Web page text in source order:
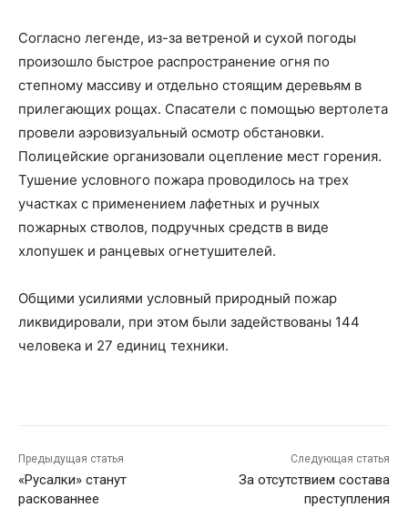
Согласно легенде, из-за ветреной и сухой погоды
произошло быстрое распространение огня по
степному массиву и отдельно стоящим деревьям в
прилегающих рощах. Спасатели с помощью вертолета
провели аэровизуальный осмотр обстановки.
Полицейские организовали оцепление мест горения.
Тушение условного пожара проводилось на трех
участках с применением лафетных и ручных
пожарных стволов, подручных средств в виде
хлопушек и ранцевых огнетушителей.
Общими усилиями условный природный пожар
ликвидировали, при этом были задействованы 144
человека и 27 единиц техники.
Предыдущая статья
«Русалки» станут
раскованнее
Следующая статья
За отсутствием состава
преступления